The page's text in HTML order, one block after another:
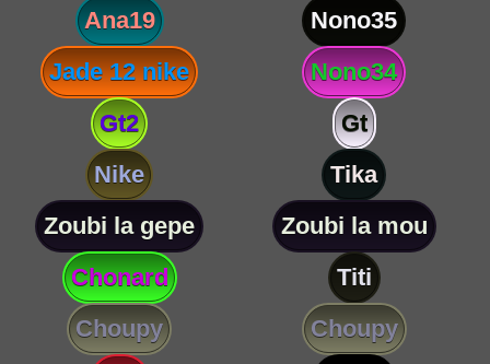
Ana19
Nono35
Jade 12 nike
Nono34
Gt2
Gt
Nike
Tika
Zoubi la gepe
Zoubi la mou
Chonard
Titi
Choupy
Choupy